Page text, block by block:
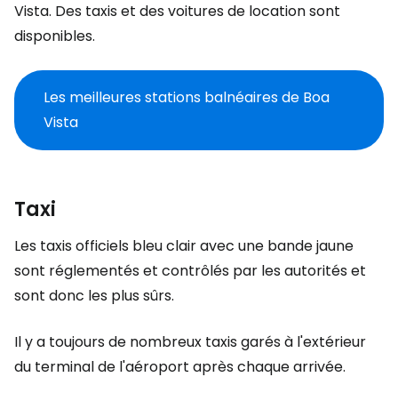
Vista. Des taxis et des voitures de location sont
disponibles.
Les meilleures stations balnéaires de Boa
Vista
Taxi
Les taxis officiels bleu clair avec une bande jaune
sont réglementés et contrôlés par les autorités et
sont donc les plus sûrs.
Il y a toujours de nombreux taxis garés à l'extérieur
du terminal de l'aéroport après chaque arrivée.